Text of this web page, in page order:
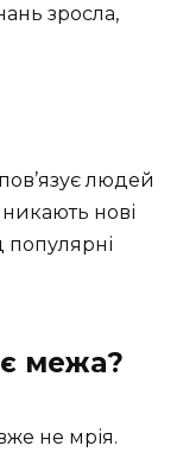
зросла,
людей
нові
популярні
межа?
не мрія.